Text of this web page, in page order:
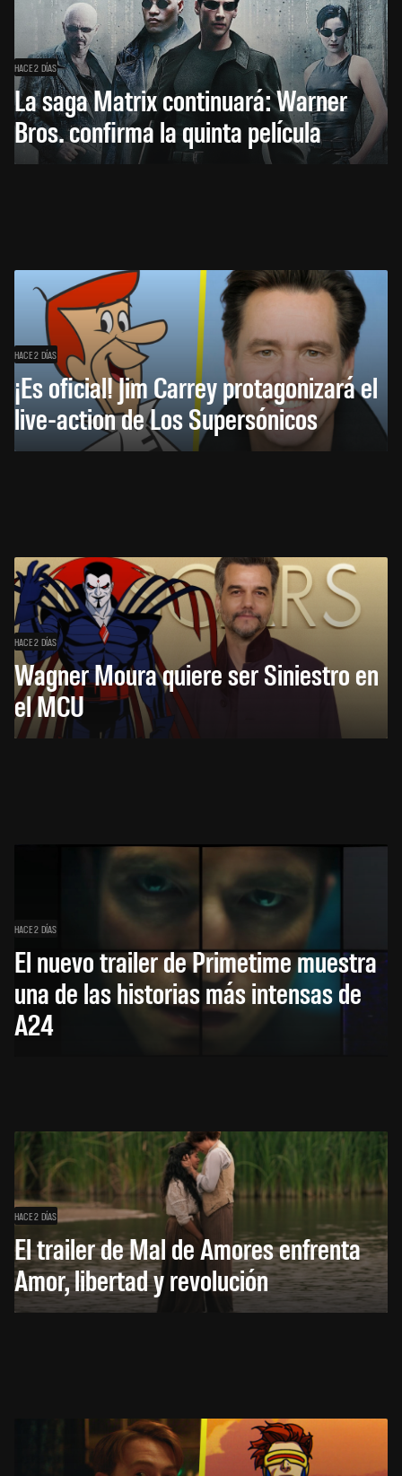
HACE 2 DÍAS
La saga Matrix continuará: Warner
Bros. confirma la quinta película
HACE 2 DÍAS
¡Es oficial! Jim Carrey protagonizará el
live-action de Los Supersónicos
HACE 2 DÍAS
Wagner Moura quiere ser Siniestro en
el MCU
HACE 2 DÍAS
El nuevo trailer de Primetime muestra
una de las historias más intensas de
A24
HACE 2 DÍAS
El trailer de Mal de Amores enfrenta
Amor, libertad y revolución